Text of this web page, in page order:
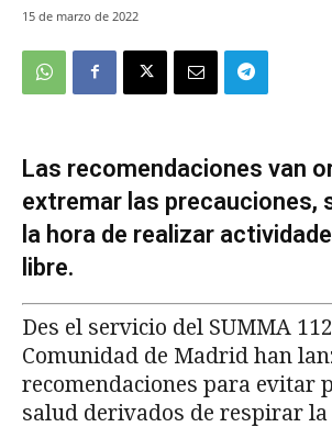
15 de marzo de 2022
Las recomendaciones van
extremar las precauciones,
la hora de realizar
libre.
Des el servicio del SUMMA
Comunidad de Madrid han
recomendaciones para evitar
salud derivados de respirar la